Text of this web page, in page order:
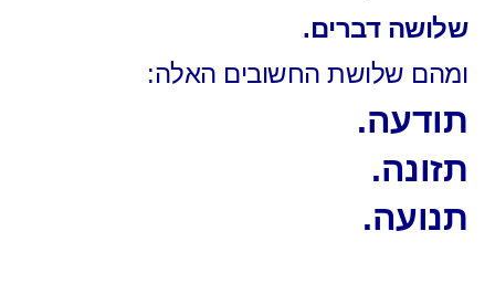
שלושה דברים.
ומהם שלושת החשובים האלה:
תודעה.
תזונה.
תנועה.